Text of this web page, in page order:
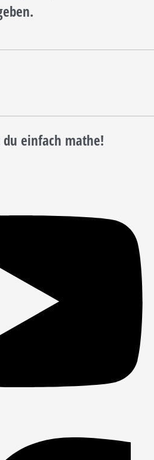
einfach mathe!